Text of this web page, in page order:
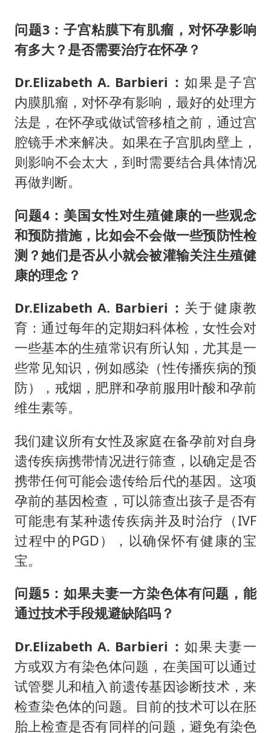
问题3：子宫粘膜下有肌瘤，对怀孕影响
有多大？是否需要治疗在怀孕？
Dr.Elizabeth A. Barbieri： 如果是子宫
内膜肌瘤，对怀孕有影响，最好的处理方
法是，在怀孕或做试管移植之前，通过宫
腔镜手术来解决。如果在子宫肌肉壁上，
则影响不会太大，到时需要结合具体情况
再做判断。
问题4： 美国女性对生殖健康的一些观念
和预防措施，比如会不会做一些预防性检
测？她们是否从小就会被灌输关注生殖健
康的理念？
Dr.Elizabeth A. Barbieri： 关于健康教
育：通过每年的定期妇科体检，女性会对
一些基本的生殖常识有所认知，尤其是一
些常见知识，例如感染（性传播疾病的预
防），戒烟，肥胖和孕前服用叶酸和孕前
维生素等。
我们建议所有女性及家庭在备孕前对自身
遗传疾病携带情况进行筛查，以确定是否
携带任何可能会遗传给后代的基因。这项
孕前的基因检查，可以筛查出孩子是否有
可能患有某种遗传疾病并及时治疗（IVF
过程中的PGD），以确保怀有健康的宝
宝。
问题5：如果夫妻一方染色体有问题，能
通过技术手段规避缺陷吗？
Dr.Elizabeth A. Barbieri： 如果夫妻一
方或双方有染色体问题，在美国可以通过
试管婴儿和植入前遗传基因诊断技术，来
检查染色体的问题。目前的技术可以在胚
胎上检查是否有同样的问题，避免有染色